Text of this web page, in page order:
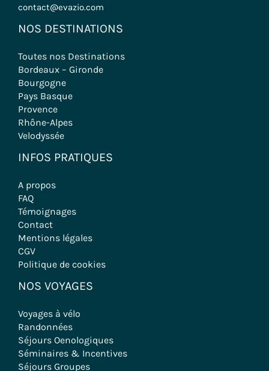
contact@evazio.com
NOS DESTINATIONS
Toutes nos Destinations
Bordeaux – Gironde
Bourgogne
Pays Basque
Provence
Rhône-Alpes
Velodyssée
INFOS PRATIQUES
A propos
FAQ
Témoignages
Contact
Mentions légales
CGV
Politique de cookies
NOS VOYAGES
Voyages à vélo
Randonnées
Séjours Oenologiques
Séminaires & Incentives
Séjours Groupes